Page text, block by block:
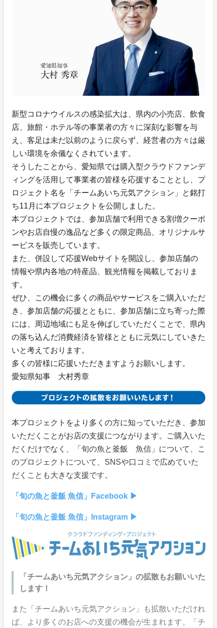
新型コロナウイルスの感染拡大は、県内の小売店、飲食
店、旅館・ホテル等の事業者の方々に深刻な影響を与
え、客足は未だ以前のように戻らず、経営者の方々は厳
しい環境を余儀なくされています。
そうしたことから、愛知県では購入型クラウドファンデ
ィングを活用して事業者の皆様を応援することとし、プ
ロジェクト名を「チームあいち元気アクション」と銘打
ち11月に本プロジェクトを公開しました。
本プロジェクトでは、参加店舗で利用できる割増クーポ
ンやお店自慢の逸品など多くの限定商品、オリジナルサ
ービスを販売しています。
また、併設して応援Webサイトを開設し、参加店舗の
情報や県内各地の特産品、観光情報を掲載しておりま
す。
ぜひ、この機会に多くの商品やサービスをご購入いただ
き、参加店舗の応援とともに、参加店舗に立ち寄った際
には、周辺地域にも足を伸ばしていただくことで、県内
の落ち込んだ消費経済を皆様とともに元気にしていきた
いと考えております。
多くの皆様に応援いただきますようお願いします。
愛知県知事 大村秀章
本プロジェクトをより多くの方に知っていただき、参加
いただくことがお店の支援につながります。ご購入いた
だくだけでなく、「旬の魚と釜飯 魚信」について、こ
のプロジェクトについて、SNSや口コミで広めていた
だくことも大きな支援です。
「旬の魚と釜飯 魚信」Facebook ▶
「旬の魚と釜飯 魚信」Instagram ▶
「チームあいち元気アクション」の拡散もお願いいた
します！
また「チームあいち元気アクション」も拡散いただけれ
ば、より多くのお店への支援の機会が生まれます。「チ